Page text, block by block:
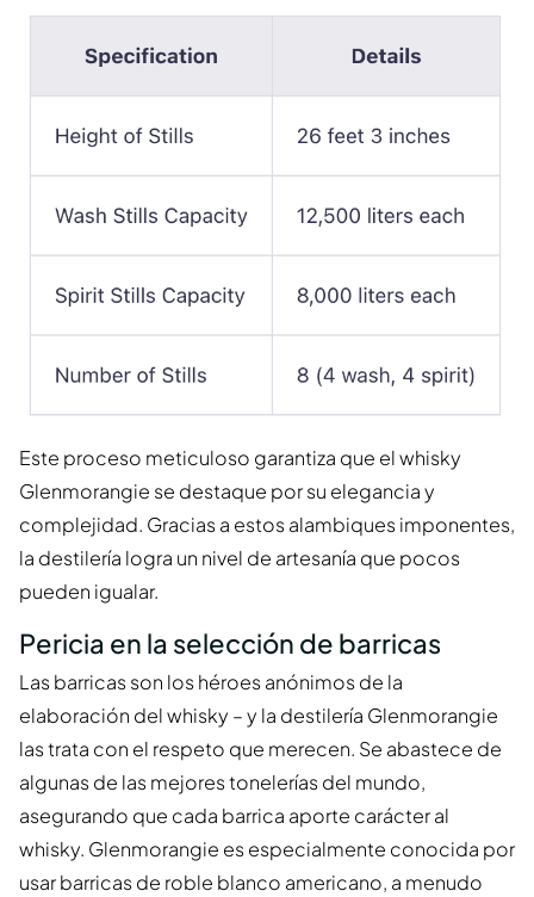
Este proceso meticuloso garantiza que el whisky
Glenmorangie se destaque por su elegancia y
complejidad. Gracias a estos alambiques imponentes,
la destilería logra un nivel de artesanía que pocos
pueden igualar.
Pericia en la selección de barricas
Las barricas son los héroes anónimos de la
elaboración del whisky – y la destilería Glenmorangie
las trata con el respeto que merecen. Se abastece de
algunas de las mejores tonelerías del mundo,
asegurando que cada barrica aporte carácter al
whisky. Glenmorangie es especialmente conocida por
usar barricas de roble blanco americano, a menudo